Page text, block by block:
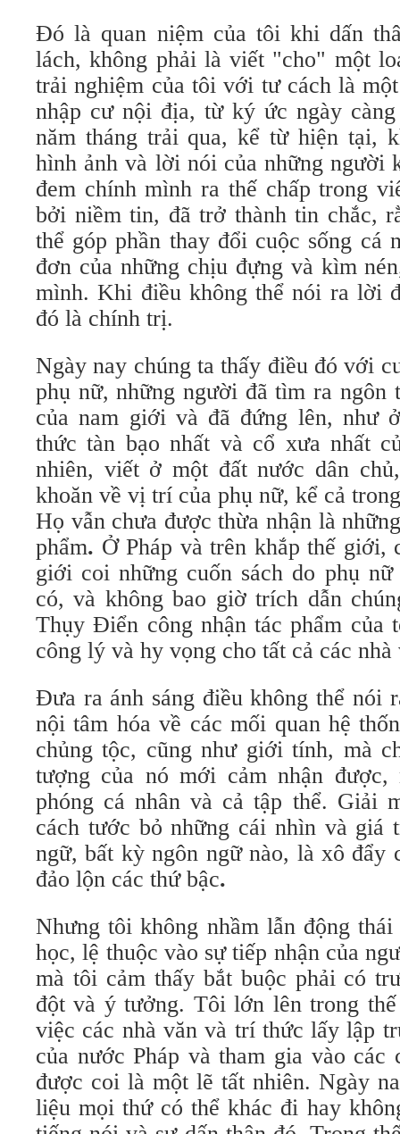
Đó là quan niệm của tôi khi dấn
lách, không phải là viết "cho" một
trải nghiệm của tôi với tư cách là
nhập cư nội địa, từ ký ức ngày
năm tháng trải qua, kể từ hiện tại,
hình ảnh và lời nói của những người
đem chính mình ra thế chấp trong
bởi niềm tin, đã trở thành tin chắc,
thể góp phần thay đổi cuộc sống cá
đơn của những chịu đựng và kìm
mình. Khi điều không thể nói ra lời
đó là chính trị.
Ngày nay chúng ta thấy điều đó với
phụ nữ, những người đã tìm ra ngôn
của nam giới và đã đứng lên, như
thức tàn bạo nhất và cổ xưa nhất
nhiên, viết ở một đất nước dân
khoăn về vị trí của phụ nữ, kể cả
Họ vẫn chưa được thừa nhận là
phẩm. Ở Pháp và trên khắp thế giới,
giới coi những cuốn sách do phụ
có, và không bao giờ trích dẫn
Thụy Điển công nhận tác phẩm của
công lý và hy vọng cho tất cả các nhà
Đưa ra ánh sáng điều không thể nói
nội tâm hóa về các mối quan hệ
chủng tộc, cũng như giới tính, mà
tượng của nó mới cảm nhận
phóng cá nhân và cả tập thể. Giải
cách tước bỏ những cái nhìn và giá
ngữ, bất kỳ ngôn ngữ nào, là xô đẩy
đảo lộn các thứ bậc.
Nhưng tôi không nhầm lẫn động
học, lệ thuộc vào sự tiếp nhận của
mà tôi cảm thấy bắt buộc phải có
đột và ý tưởng. Tôi lớn lên trong
việc các nhà văn và trí thức lấy lập
của nước Pháp và tham gia vào các
được coi là một lẽ tất nhiên. Ngày
liệu mọi thứ có thể khác đi hay